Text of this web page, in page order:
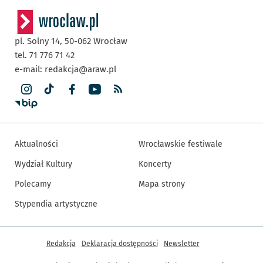
pl. Solny 14, 50-062 Wrocław
tel. 71 776 71 42
e-mail: redakcja@araw.pl
Aktualności
Wydział Kultury
Polecamy
Stypendia artystyczne
Wrocławskie festiwale
Koncerty
Mapa strony
Inne informacje
Redakcja Deklaracja dostępności Newsletter